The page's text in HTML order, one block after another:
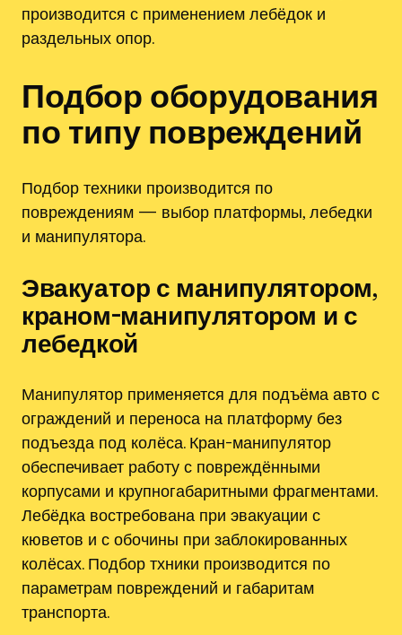
производится с применением лебёдок и
раздельных опор.
Подбор оборудования
по типу повреждений
Подбор техники производится по
повреждениям — выбор платформы, лебедки
и манипулятора.
Эвакуатор с манипулятором,
краном-манипулятором и с
лебедкой
Манипулятор применяется для подъёма авто с
ограждений и переноса на платформу без
подъезда под колёса. Кран-манипулятор
обеспечивает работу с повреждёнными
корпусами и крупногабаритными фрагментами.
Лебёдка востребована при эвакуации с
кюветов и с обочины при заблокированных
колёсах. Подбор тхники производится по
параметрам повреждений и габаритам
транспорта.